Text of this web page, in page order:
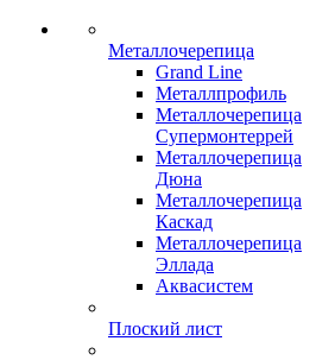
Металлочерепица
Grand Line
Металлпрофиль
Металлочерепица
Супермонтеррей
Металлочерепица
Дюна
Металлочерепица
Каскад
Металлочерепица
Эллада
Аквасистем
Плоский лист